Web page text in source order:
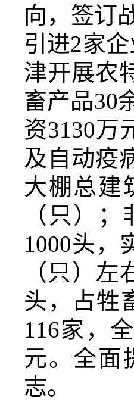
向， 签订
引进2家
津开展农
畜产品30
资3130万
及自动疫
大棚总建
（ 只 ） ；
1000头，
（只）
头，
占牲
116家，
元。全面
志。